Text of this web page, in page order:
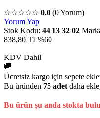
☆☆☆☆☆ 0.0 (0 Yorum)
Yorum Yap
Stok Kodu: 44 13 32 02
838,80 TL%60
KDV Dahil
🚚
Ücretsiz kargo için sepete
Bu üründen 75 adet daha
Bu ürün şu anda stokta